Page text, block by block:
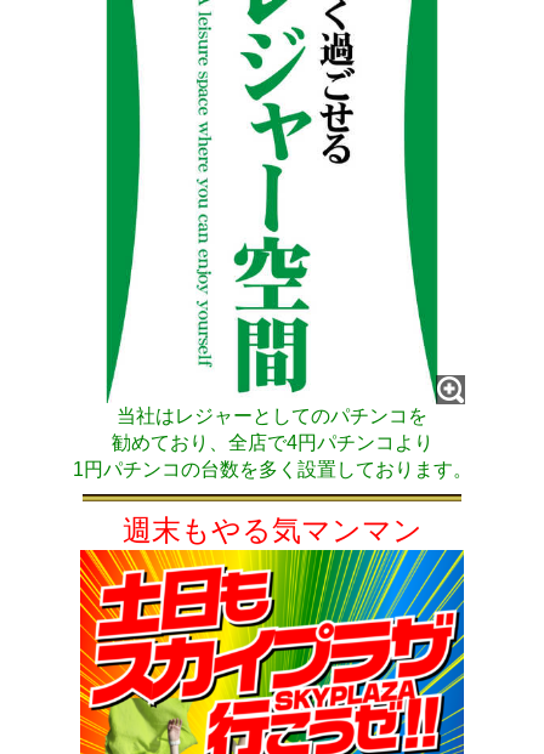
当社はレジャーとしてのパチンコを
勧めており、全店で4円パチンコより
1円パチンコの台数を多く設置しております。
週末もやる気マンマン